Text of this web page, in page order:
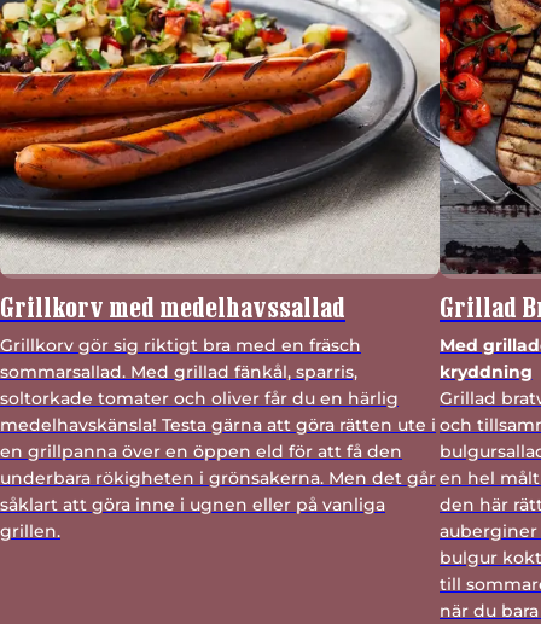
Grillkorv med medelhavssallad
Grillkorv gör sig riktigt bra med en fräsch
sommarsallad. Med grillad fänkål, sparris,
soltorkade tomater och oliver får du en härlig
medelhavskänsla! Testa gärna att göra rätten ute i
en grillpanna över en öppen eld för att få den
underbara rökigheten i grönsakerna. Men det går
såklart att göra inne i ugnen eller på vanliga
grillen.
Grillad
Med
kryddning
Grillad
och
en hel
den här
bulgur
till
när du